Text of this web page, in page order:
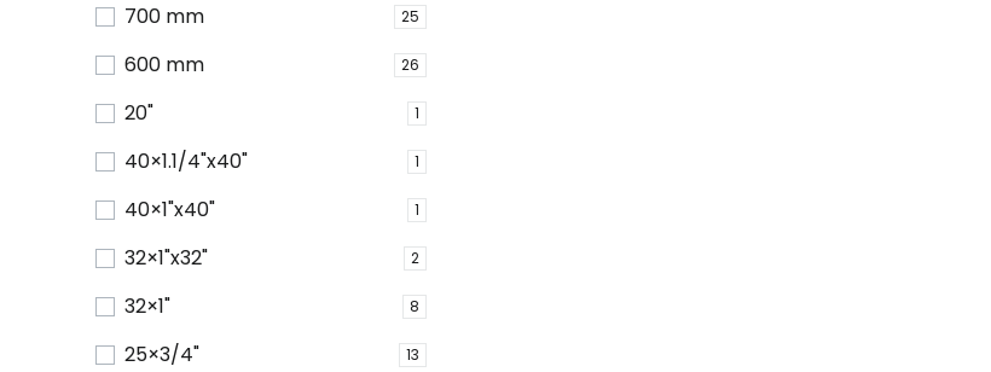
700 mm 25
600 mm 26
20" 1
40×1.1/4"x40" 1
40×1"x40" 1
32×1"x32" 2
32×1" 8
25×3/4" 13